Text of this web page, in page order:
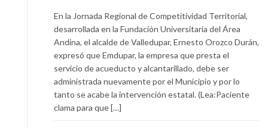
En la Jornada Regional de Competitividad Territorial,
desarrollada en la Fundación Universitaria del Área
Andina, el alcalde de Valledupar, Ernesto Orozco Durán,
expresó que Emdupar, la empresa que presta el
servicio de acueducto y alcantarillado, debe ser
administrada nuevamente por el Municipio y por lo
tanto se acabe la intervención estatal. (Lea:Paciente
clama para que […]